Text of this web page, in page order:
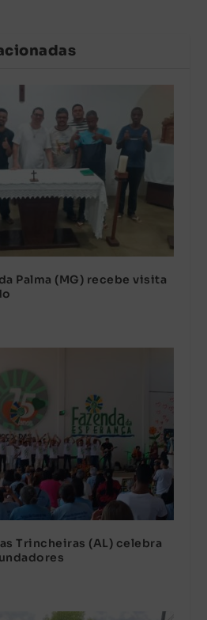
Palma (MG) recebe visita
Trincheiras (AL) celebra